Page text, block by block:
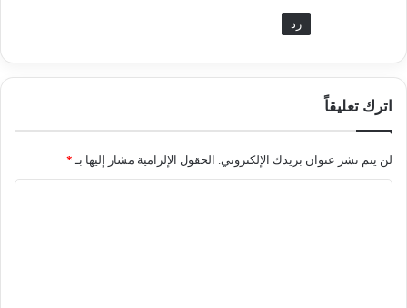
رد
اترك تعليقاً
لن يتم نشر عنوان بريدك الإلكتروني. الحقول الإلزامية مشار إليها بـ *